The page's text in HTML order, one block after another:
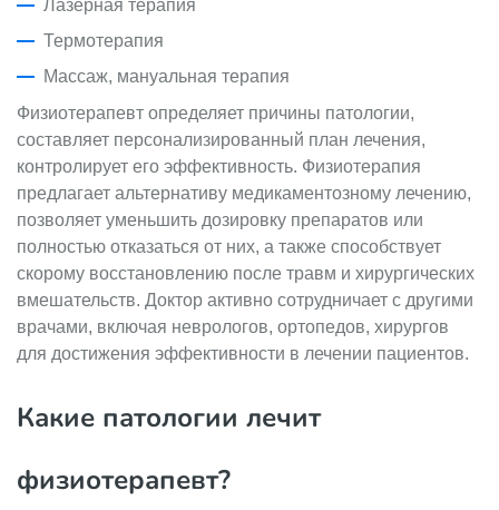
Лазерная терапия
Термотерапия
Массаж, мануальная терапия
Физиотерапевт определяет причины патологии,
составляет персонализированный план лечения,
контролирует его эффективность. Физиотерапия
предлагает альтернативу медикаментозному лечению,
позволяет уменьшить дозировку препаратов или
полностью отказаться от них, а также способствует
скорому восстановлению после травм и хирургических
вмешательств. Доктор активно сотрудничает с другими
врачами, включая неврологов, ортопедов, хирургов
для достижения эффективности в лечении пациентов.
Какие патологии лечит
физиотерапевт?